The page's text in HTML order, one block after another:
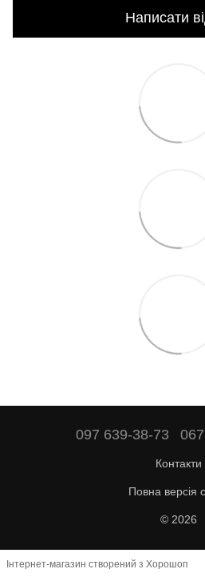
Написати
097 639-38-73
Контакти
Повна версія
© 2026
Інтернет-магазин створений з Хорошоп